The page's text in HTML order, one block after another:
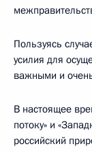
Пользуясь
усилия для
важными и
В настоящее
потоку» и
российский